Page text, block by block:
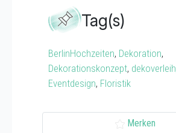
Tag(s)
BerlinHochzeiten, Dekoration,
Dekorationskonzept, dekoverleih
Eventdesign, Floristik
Merken